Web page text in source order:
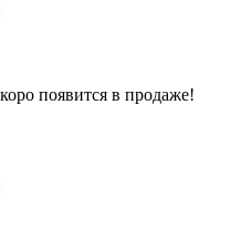
появится в продаже!